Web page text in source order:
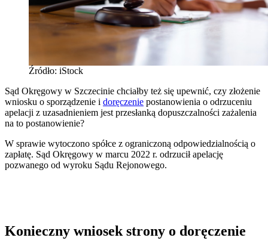
Źródło: iStock
Sąd Okręgowy w Szczecinie chciałby też się upewnić, czy złożenie
wniosku o sporządzenie i doręczenie postanowienia o odrzuceniu
apelacji z uzasadnieniem jest przesłanką dopuszczalności zażalenia
na to postanowienie?
W sprawie wytoczono spółce z ograniczoną odpowiedzialnością o
zapłatę. Sąd Okręgowy w marcu 2022 r. odrzucił apelację
pozwanego od wyroku Sądu Rejonowego.
Konieczny wniosek strony o doręczenie